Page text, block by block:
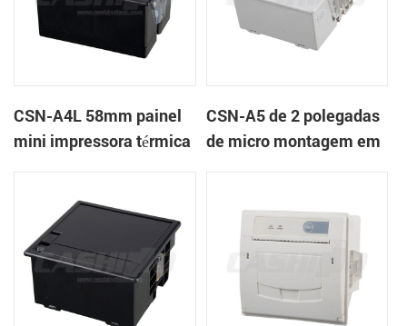
CSN-A4L 58mm painel
mini impressora térmica
CSN-A5 de 2 polegadas
de micro montagem em